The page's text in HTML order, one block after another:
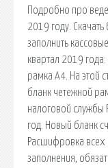
Подробно про
2019 году.
заполнить
квартал 2019
рамка А4. На этой
бланк четежной
налоговой службы
год. Новый бланк
Расшифровка всех
заполнения,